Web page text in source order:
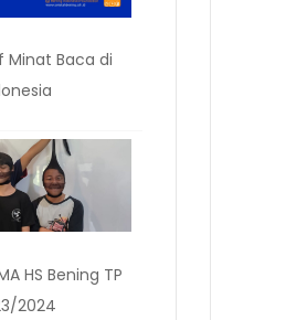
Minat Baca di
HS Bening TP
2024